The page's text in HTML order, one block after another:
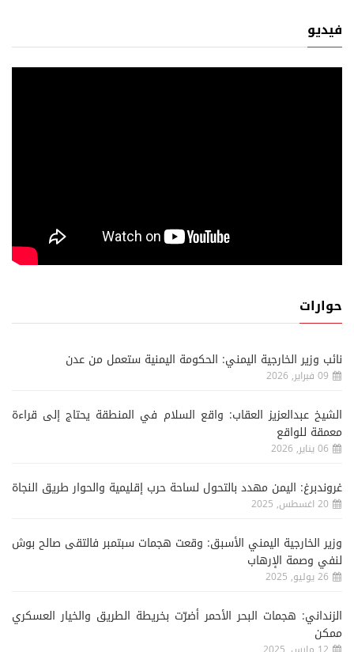
فيديو
حوارات
نائب وزير الخارجية اليمني: الحكومة اليمنية ستعمل من عدن
09 فبراير, 2026
الشيخ عبدالعزيز العقاب: واقع السلام في المنطقة يحتاج إلى قراءة
معمقة للواقع
06 يناير, 2026
غروندبرغ: اليمن مهدد بالتحول لساحة حرب إقليمية والحوار طريق النجاة
20 اغسطس, 2025
وزير الخارجية اليمني الأسبق: وقعت هجمات سبتمبر فالتقى صالح بوش
لنفي وصمة الإرهاب
26 يوليو, 2025
الزنداني: هجمات البحر الأحمر أضرّت بخريطة الطريق والخيار العسكري
ممكن